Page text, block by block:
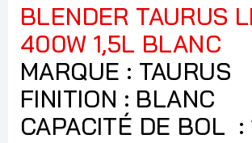
BLENDER TAURUS
400W 1,5L BLANC
MARQUE : TAURUS
FINITION : BLANC
CAPACITÉ DE BOL :